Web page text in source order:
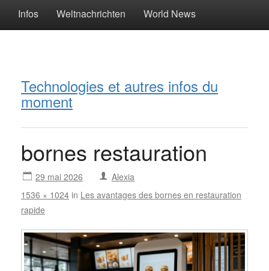
Infos Weltnachrichten World News
Technologies et autres infos du
moment
bornes restauration
29 mai 2026
Alexia
1536 × 1024 in Les avantages des bornes en restauration
rapide